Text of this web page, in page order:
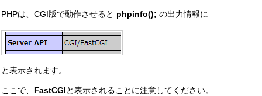
PHPは、CGI版で動作させると phpinfo(); の出力情報に
と表示されます。
ここで、 FastCGIと表示されることに注意してください。